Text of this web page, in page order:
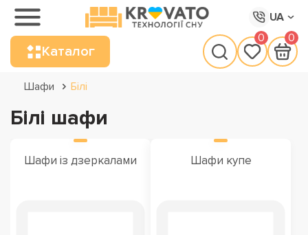
UA
Каталог
0 0
Шафи Білі
Білі шафи
Шафи із дзеркалами Шафи купе